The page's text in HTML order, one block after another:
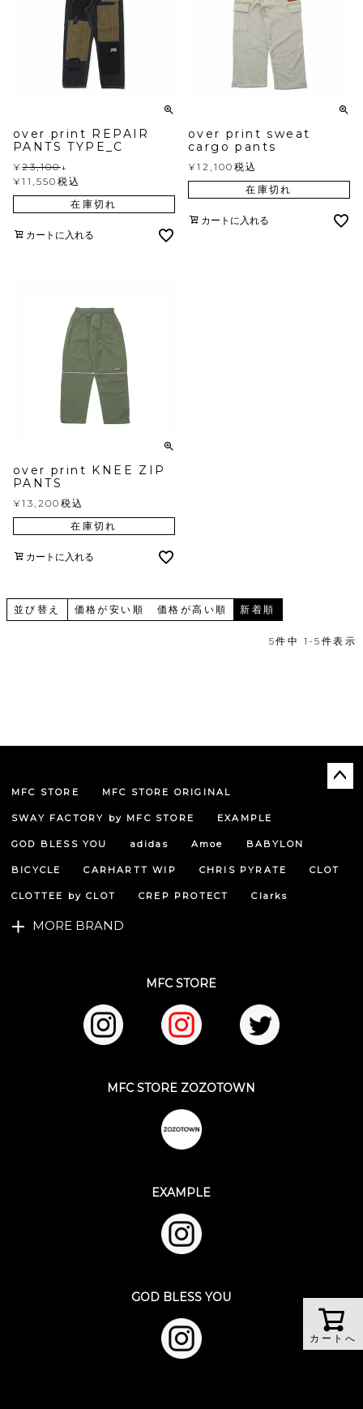
over print REPAIR
PANTS TYPE_C
¥23,100↓
¥11,550 税込
在庫切れ
カートに入れる
over print sweat
cargo pants
¥12,100 税込
在庫切れ
カートに入れる
over print KNEE ZIP
PANTS
¥13,200 税込
在庫切れ
カートに入れる
並び替え 価格が安い順 価格が高い順 新着順
5件中 1 -5 件表示
カートへ
MFC STORE MFC STORE ORIGINAL
SWAY FACTORY by MFC STORE EXAMPLE
GOD BLESS YOU adidas Amoe BABYLON
BICYCLE CARHARTT WIP CHRIS PYRATE CLOT
CLOTTEE by CLOT CREP PROTECT Clarks
MORE BRAND
MFC STORE
MFC STORE ZOZOTOWN
EXAMPLE
GOD BLESS YOU